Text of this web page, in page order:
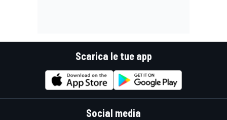
Scarica le tue app
Social media